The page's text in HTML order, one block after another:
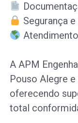
Segurança
A APM
Pouso Alegre
oferecendo
total